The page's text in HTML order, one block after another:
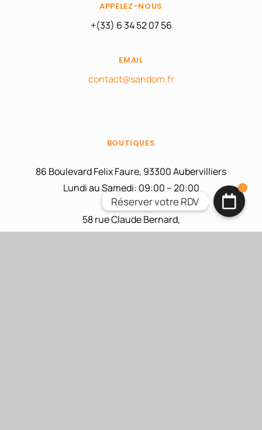
APPELEZ-NOUS
+(33) 6 34 52 07 56
EMAIL
contact@sandom.fr
BOUTIQUES
86 Boulevard Felix Faure, 93300 Aubervilliers
Lundi au Samedi: 09:00 – 20:00
58 rue Claude Bernard,
75005 Paris
1
Réserver votre RDV
Réserver votre RDV